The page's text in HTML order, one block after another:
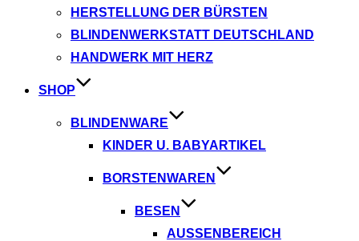
HERSTELLUNG DER BÜRSTEN
BLINDENWERKSTATT DEUTSCHLAND
HANDWERK MIT HERZ
SHOP
BLINDENWARE
KINDER U. BABYARTIKEL
BORSTENWAREN
BESEN
AUSSENBEREICH